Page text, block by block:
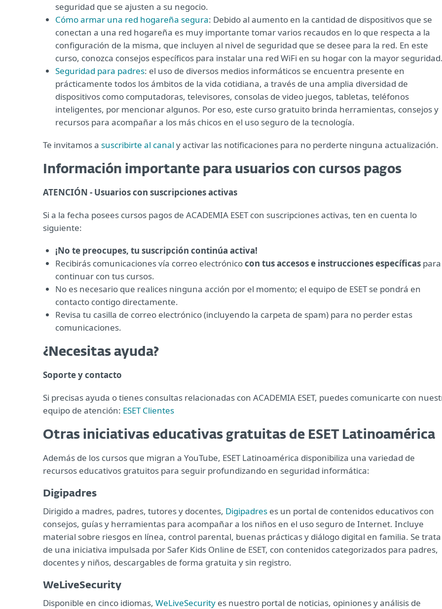
seguridad que se ajusten a su negocio.
Cómo armar una red hogareña segura: Debido al aumento en la cantidad de dispositivos que se
conectan a una red hogareña es muy importante tomar varios recaudos en lo que respecta a la
configuración de la misma, que incluyen al nivel de seguridad que se desee para la red. En este
curso, conozca consejos específicos para instalar una red WiFi en su hogar con la mayor
Seguridad para padres: el uso de diversos medios informáticos se encuentra presente en
prácticamente todos los ámbitos de la vida cotidiana, a través de una amplia diversidad de
dispositivos como computadoras, televisores, consolas de video juegos, tabletas, teléfonos
inteligentes, por mencionar algunos. Por eso, este curso gratuito brinda herramientas, consejos y
recursos para acompañar a los más chicos en el uso seguro de la tecnología.
Te invitamos a suscribirte al canal y activar las notificaciones para no perderte ninguna actualización.
Información importante para usuarios con cursos pagos
ATENCIÓN - Usuarios con suscripciones activas
Si a la fecha posees cursos pagos de ACADEMIA ESET con suscripciones activas, ten en cuenta lo
siguiente:
¡No te preocupes, tu suscripción continúa activa!
Recibirás comunicaciones vía correo electrónicocon tus accesos e instrucciones específicas para
continuar con tus cursos.
No es necesario que realices ninguna acción por el momento; el equipo de ESET se pondrá en
contacto contigo directamente.
Revisa tu casilla de correo electrónico (incluyendo la carpeta de spam) para no perder estas
comunicaciones.
¿Necesitas ayuda?
Soporte y contacto
Si precisas ayuda o tienes consultas relacionadas con ACADEMIA ESET, puedes comunicarte con
equipo de atención: ESET Clientes
Otras iniciativas educativas gratuitas de ESET Latinoamérica
Además de los cursos que migran a YouTube, ESET Latinoamérica disponibiliza una variedad de
recursos educativos gratuitos para seguir profundizando en seguridad informática:
Digipadres
Dirigido a madres, padres, tutores y docentes, Digipadres es un portal de contenidos educativos con
consejos, guías y herramientas para acompañar a los niños en el uso seguro de Internet. Incluye
material sobre riesgos en línea, control parental, buenas prácticas y diálogo digital en familia. Se trata
de una iniciativa impulsada por Safer Kids Online de ESET, con contenidos categorizados para padres,
docentes y niños, descargables de forma gratuita y sin registro.
WeLiveSecurity
Disponible en cinco idiomas, WeLiveSecurity es nuestro portal de noticias, opiniones y análisis de